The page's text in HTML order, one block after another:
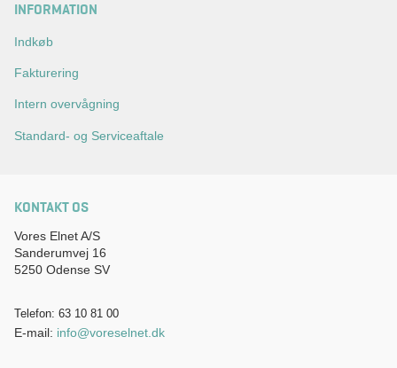
INFORMATION
Indkøb
Fakturering
Intern overvågning
Standard- og Serviceaftale
KONTAKT OS
Vores Elnet A/S
Sanderumvej 16
5250 Odense SV
Telefon: 63 10 81 00
E-mail: info@voreselnet.dk